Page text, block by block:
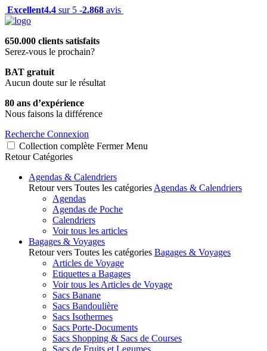
Excellent4.4 sur 5 -2.868 avis
650.000 clients satisfaits
Serez-vous le prochain?
BAT gratuit
Aucun doute sur le résultat
80 ans d’expérience
Nous faisons la différence
Recherche Connexion
Collection complète Fermer Menu
Retour Catégories
Agendas & Calendriers
Retour vers Toutes les catégories Agendas & Calendriers
Agendas
Agendas de Poche
Calendriers
Voir tous les articles
Bagages & Voyages
Retour vers Toutes les catégories Bagages & Voyages
Articles de Voyage
Etiquettes a Bagages
Voir tous les Articles de Voyage
Sacs Banane
Sacs Bandoulière
Sacs Isothermes
Sacs Porte-Documents
Sacs Shopping & Sacs de Courses
Sacs de Fruits et Legumes